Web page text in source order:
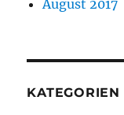
August 2017
KATEGORIEN